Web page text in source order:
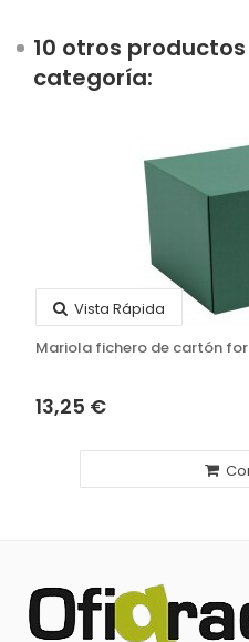
10 otros
categoría:
Vista Rápida
Mariola fichero de cartón
13,25 €